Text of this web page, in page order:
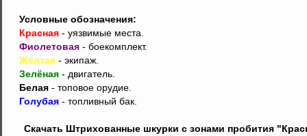
Условные обозначения:
Красная - уязвимые места.
Фиолетовая - боекомплект.
Жёлтая - экипаж.
Зелёная - двигатель.
Белая - топовое орудие.
Голубая - топливный бак.
Скачать Штрихованные шкурки с зонами пробития